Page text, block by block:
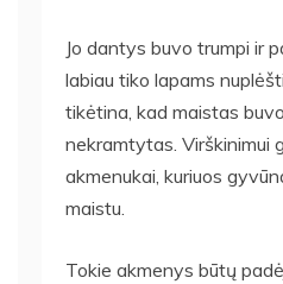
Jo dantys buvo trumpi ir
labiau tiko lapams
tikėtina, kad maistas
nekramtytas. Virškinimui
akmenukai, kuriuos
maistu.
Tokie akmenys būtų